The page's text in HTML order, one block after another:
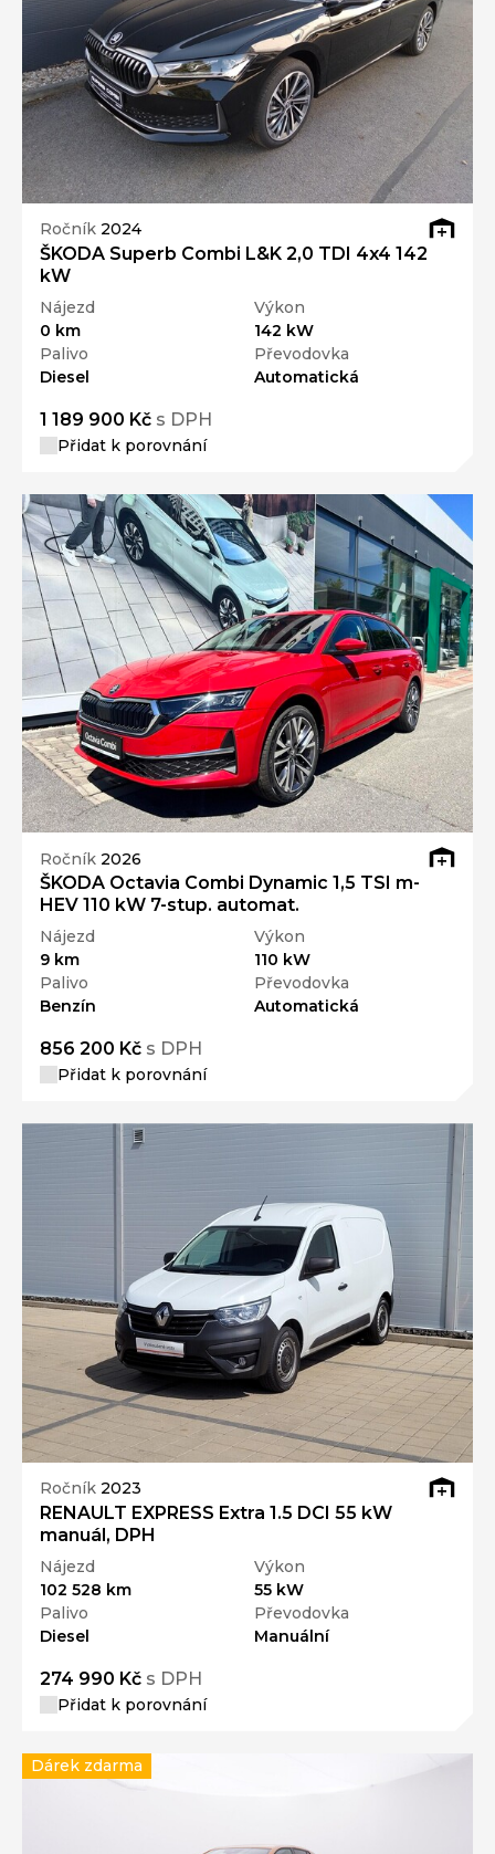
Ročník 2024
ŠKODA Superb Combi L&K 2,0 TDI 4x4 142
kW
Nájezd
0 km
Výkon
142 kW
Palivo
Diesel
Převodovka
Automatická
1 189 900 Kč s DPH
Přidat k porovnání
Ročník 2026
ŠKODA Octavia Combi Dynamic 1,5 TSI m-
HEV 110 kW 7-stup. automat.
Nájezd
9 km
Výkon
110 kW
Palivo
Benzín
Převodovka
Automatická
856 200 Kč s DPH
Přidat k porovnání
Ročník 2023
RENAULT EXPRESS Extra 1.5 DCI 55 kW
manuál, DPH
Nájezd
102 528 km
Výkon
55 kW
Palivo
Diesel
Převodovka
Manuální
274 990 Kč s DPH
Přidat k porovnání
Dárek zdarma